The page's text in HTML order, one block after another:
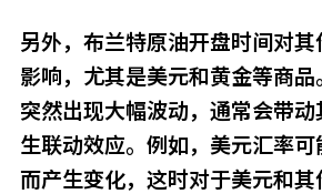
另外，布兰特原油开盘时间对
影响，尤其是美元和黄金等商
突然出现大幅波动，通常会带
生联动效应。例如，美元汇率
而产生变化，这时对于美元和